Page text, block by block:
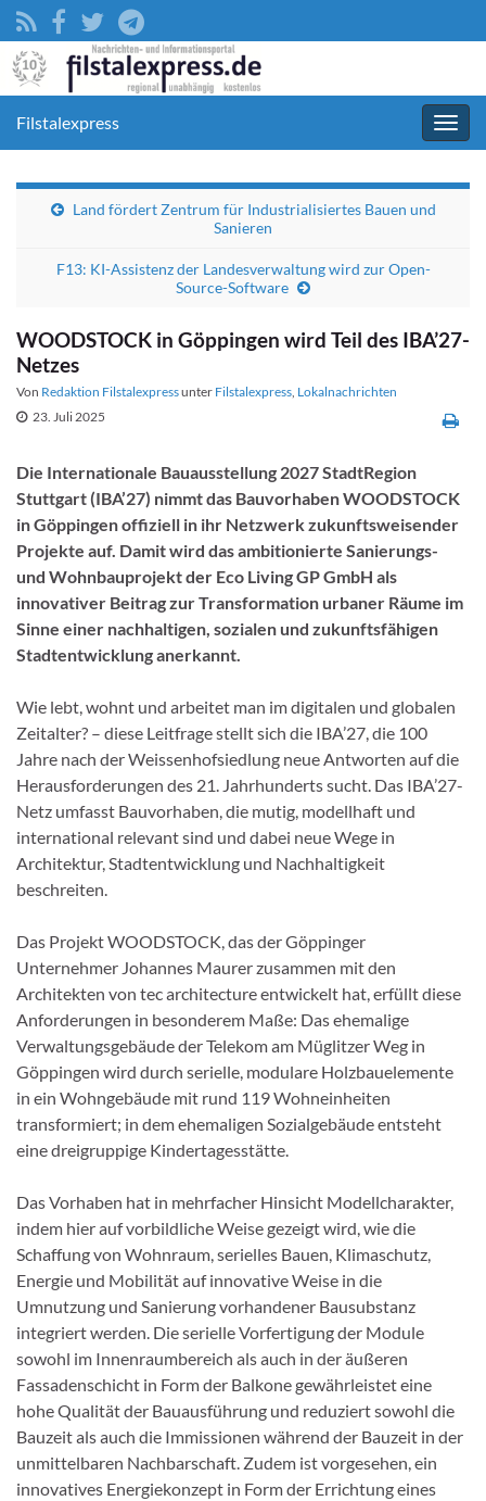
Filstalexpress
Land fördert Zentrum für Industrialisiertes Bauen und
Sanieren
F13: KI-Assistenz der Landesverwaltung wird zur Open-
Source-Software
WOODSTOCK in Göppingen wird Teil des IBA’27-
Netzes
Von Redaktion Filstalexpressunter Filstalexpress, Lokalnachrichten
23. Juli 2025
Die Internationale Bauausstellung 2027 StadtRegion
Stuttgart (IBA’27) nimmt das Bauvorhaben WOODSTOCK
in Göppingen offiziell in ihr Netzwerk zukunftsweisender
Projekte auf. Damit wird das ambitionierte Sanierungs-
und Wohnbauprojekt der Eco Living GP GmbH als
innovativer Beitrag zur Transformation urbaner Räume im
Sinne einer nachhaltigen, sozialen und zukunftsfähigen
Stadtentwicklung anerkannt.
Wie lebt, wohnt und arbeitet man im digitalen und globalen
Zeitalter? – diese Leitfrage stellt sich die IBA’27, die 100
Jahre nach der Weissenhofsiedlung neue Antworten auf die
Herausforderungen des 21. Jahrhunderts sucht. Das IBA’27-
Netz umfasst Bauvorhaben, die mutig, modellhaft und
international relevant sind und dabei neue Wege in
Architektur, Stadtentwicklung und Nachhaltigkeit
beschreiten.
Das Projekt WOODSTOCK, das der Göppinger
Unternehmer Johannes Maurer zusammen mit den
Architekten von tec architecture entwickelt hat, erfüllt diese
Anforderungen in besonderem Maße: Das ehemalige
Verwaltungsgebäude der Telekom am Müglitzer Weg in
Göppingen wird durch serielle, modulare Holzbauelemente
in ein Wohngebäude mit rund 119 Wohneinheiten
transformiert; in dem ehemaligen Sozialgebäude entsteht
eine dreigruppige Kindertagesstätte.
Das Vorhaben hat in mehrfacher Hinsicht Modellcharakter,
indem hier auf vorbildliche Weise gezeigt wird, wie die
Schaffung von Wohnraum, serielles Bauen, Klimaschutz,
Energie und Mobilität auf innovative Weise in die
Umnutzung und Sanierung vorhandener Bausubstanz
integriert werden. Die serielle Vorfertigung der Module
sowohl im Innenraumbereich als auch in der äußeren
Fassadenschicht in Form der Balkone gewährleistet eine
hohe Qualität der Bauausführung und reduziert sowohl die
Bauzeit als auch die Immissionen während der Bauzeit in der
unmittelbaren Nachbarschaft. Zudem ist vorgesehen, ein
innovatives Energiekonzept in Form der Errichtung eines